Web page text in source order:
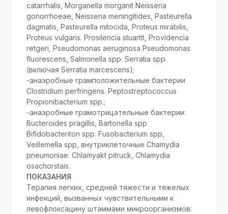
catarrhalis, Morganella morganit Neisseria
gonorrhoeae, Neisseria meningitides, Pasteurella
dagmatis, Pasteurella mitocida, Proteus mirabilis,
Proteus vulgaris. Prosilencia stuartit, Providencia
retgeri, Pseudomonas aeruginosа Pseudomonas
fluorescens, Salmonella spp. Serratia spp.
(включая Serratia marcescens);
-анаэробные грамположительные бактерии
Clostridium perfringens. Peptostreptococcus
Propionibacterium spp.;
-анаэробные грамотрицательные бактерии:
Bucteroides pragillis, Bartonella spp
Bifidobacteriton spp. Fusobacterium spp,
Veillemella spp, внутриклеточные Сhamydia
pneumoniae. Chlamyakt pitruck, Chlamydia
osachorstais.
ПОКАЗАНИЯ
Терапия легких, средней тяжести и тяжелых
инфекций, вызванных чувствительными к
левофлоксацину штаммами микроорганизмов: